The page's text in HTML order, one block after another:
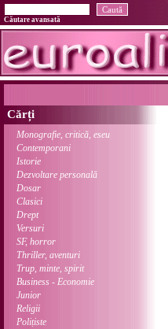
Căutare avansată
Cărți
Monografie, critică, eseu
Contemporani
Istorie
Dezvoltare personală
Dosar
Clasici
Drept
Versuri
SF, horror
Thriller, aventuri
Trup, minte, spirit
Business - Economie
Junior
Religii
Polițiste